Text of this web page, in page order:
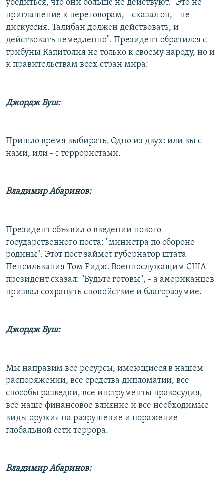
убедиться, что они больше не действуют. "Это не
приглашение к переговорам, - сказал он, - не
дискуссия. Талибан должен действовать, и
действовать немедленно". Президент обратился с
трибуны Капитолия не только к своему народу, но и
к правительствам всех стран мира:
Джордж Буш:
Пришло время выбирать. Одно из двух: или вы с
нами, или - с террористами.
Владимир Абаринов:
Президент объявил о введении нового
государственного поста: "министра по обороне
родины". Этот пост займет губернатор штата
Пенсильвания Том Ридж. Военнослужащим США
президент сказал: "Будьте готовы", - а американцев
призвал сохранять спокойствие и благоразумие.
Джордж Буш:
Мы направим все ресурсы, имеющиеся в нашем
распоряжении, все средства дипломатии, все
способы разведки, все инструменты правосудия,
все наше финансовое влияние и все необходимые
виды оружия на разрушение и поражение
глобальной сети террора.
Владимир Абаринов: